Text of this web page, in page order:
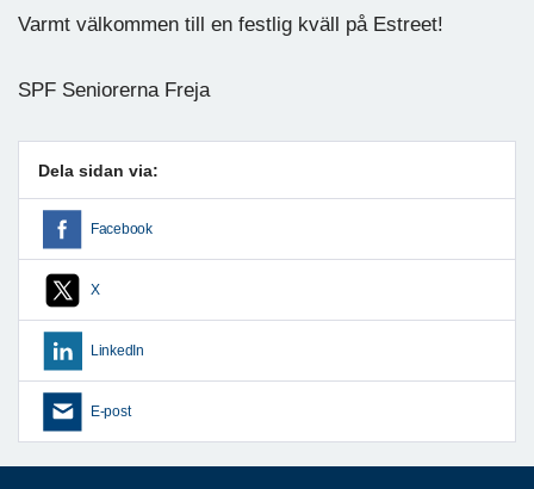
Varmt välkommen till en festlig kväll på Estreet!
SPF Seniorerna Freja
Dela sidan via:
Facebook
X
LinkedIn
E-post